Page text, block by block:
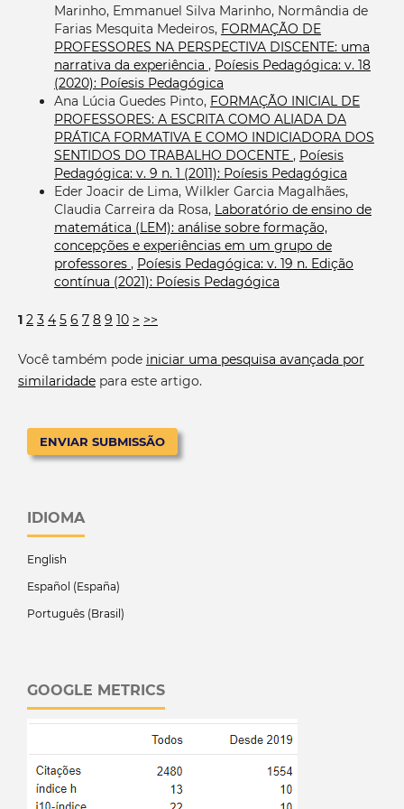
Marinho, Emmanuel Silva Marinho, Normândia de
Farias Mesquita Medeiros, FORMAÇÃO DE
PROFESSORES NA PERSPECTIVA DISCENTE: uma
narrativa da experiência , Poíesis Pedagógica: v. 18
(2020): Poíesis Pedagógica
Ana Lúcia Guedes Pinto, FORMAÇÃO INICIAL DE
PROFESSORES: A ESCRITA COMO ALIADA DA
PRÁTICA FORMATIVA E COMO INDICIADORA DOS
SENTIDOS DO TRABALHO DOCENTE , Poíesis
Pedagógica: v. 9 n. 1 (2011): Poíesis Pedagógica
Eder Joacir de Lima, Wilkler Garcia Magalhães,
Claudia Carreira da Rosa, Laboratório de ensino de
matemática (LEM): análise sobre formação,
concepções e experiências em um grupo de
professores , Poíesis Pedagógica: v. 19 n. Edição
contínua (2021): Poíesis Pedagógica
1 2 3 4 5 6 7 8 9 10 > >>
Você também pode iniciar uma pesquisa avançada por
similaridadepara este artigo.
ENVIAR SUBMISSÃO
IDIOMA
English
Español (España)
Português (Brasil)
GOOGLE METRICS